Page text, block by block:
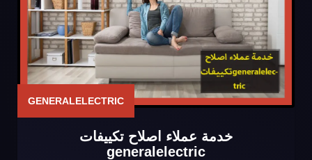
GENERALELECTRIC
خدمة عملاء اصلاح تكييفات
generalelectric